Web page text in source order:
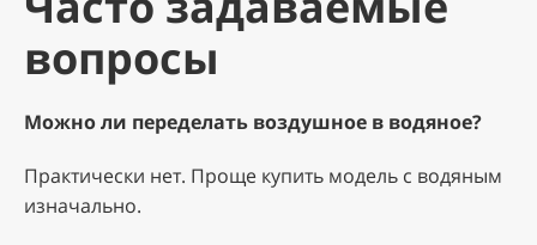
вопросы
Можно ли переделать воздушное в водяное?
Практически нет. Проще купить модель с водяным
изначально.